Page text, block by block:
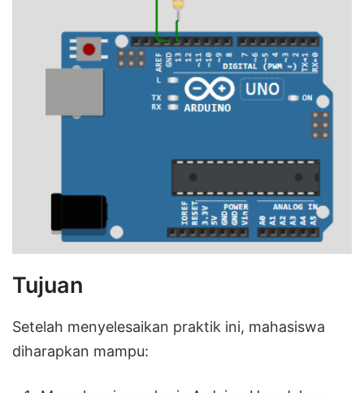
Tujuan
Setelah menyelesaikan praktik ini, mahasiswa
diharapkan mampu: